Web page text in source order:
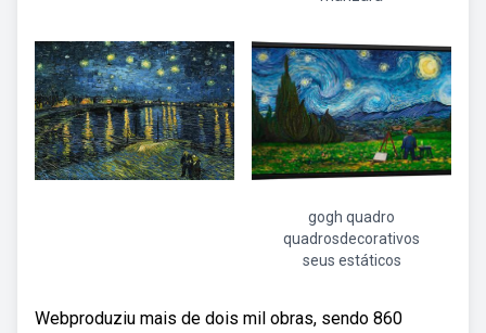
gogh quadro
quadrosdecorativos
seus estáticos
Webproduziu mais de dois mil obras, sendo 860